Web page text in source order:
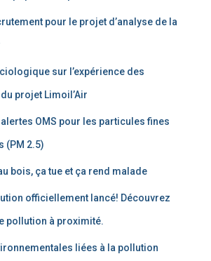
pour le projet d’analyse de la
sur l’expérience des
projet Limoil’Air
OMS pour les particules fines
(PM 2.5)
bois, ça tue et ça rend malade
officiellement lancé! Découvrez
pollution à proximité.
liées à la pollution